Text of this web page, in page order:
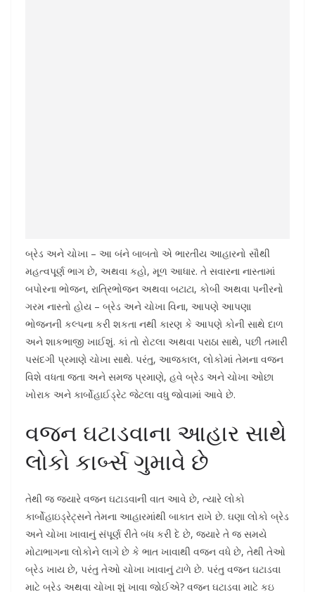
બ્રેડ અને ચોખા – આ બંને બાબતો એ ભારતીય આહારનો સૌથી
મહત્વપૂર્ણ ભાગ છે, અથવા કહો, મૂળ આધાર. તે સવારના નાસ્તામાં
બપોરના ભોજન, રાત્રિભોજન અથવા બટાટા, કોબી અથવા પનીરનો
ગરમ નાસ્તો હોય – બ્રેડ અને ચોખા વિના, આપણે આપણા
ભોજનની કલ્પના કરી શકતા નથી કારણ કે આપણે કોની સાથે દાળ
અને શાકભાજી ખાઈશું. કાં તો રોટલા અથવા પરાઠા સાથે, પછી તમારી
પસંદગી પ્રમાણે ચોખા સાથે. પરંતુ, આજકાલ, લોકોમાં તેમના વજન
વિશે વધતા જતા અને સમજ પ્રમાણે, હવે બ્રેડ અને ચોખા ઓછા
ખોરાક અને કાર્બોહાઈડ્રેટ જેટલા વધુ જોવામાં આવે છે.
વજન ઘટાડવાના આહાર સાથે
લોકો કાર્બ્સ ગુમાવે છે
તેથી જ જ્યારે વજન ઘટાડવાની વાત આવે છે, ત્યારે લોકો
કાર્બોહાઇડ્રેટ્સને તેમના આહારમાંથી બાકાત રાખે છે. ઘણા લોકો બ્રેડ
અને ચોખા ખાવાનું સંપૂર્ણ રીતે બંધ કરી દે છે, જ્યારે તે જ સમયે
મોટાભાગના લોકોને લાગે છે કે ભાત ખાવાથી વજન વધે છે, તેથી તેઓ
બ્રેડ ખાય છે, પરંતુ તેઓ ચોખા ખાવાનું ટાળે છે. પરંતુ વજન ઘટાડવા
માટે બ્રેડ અથવા ચોખા શું ખાવા જોઈએ? વજન ઘટાડવા માટે કઇ